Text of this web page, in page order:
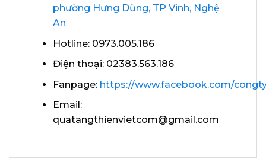
phường Hưng Dũng, TP Vinh, Nghệ
An
Hotline: 0973.005.186
Điện thoại: 02383.563.186
Fanpage: https://www.facebook.com/
Email:
quatangthienvietcom@gmail.com